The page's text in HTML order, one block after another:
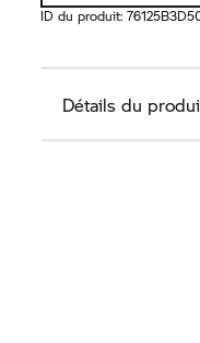
ID du produit:
Détails du